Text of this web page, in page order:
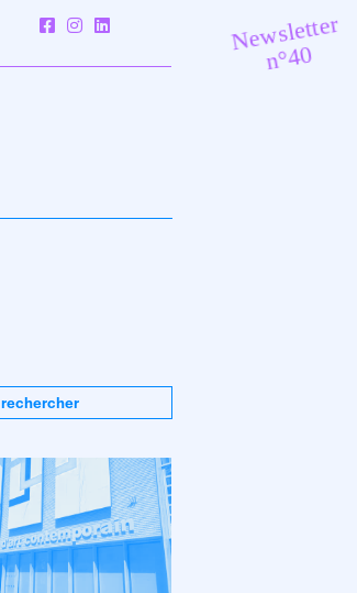
Newsletter
n°40
rechercher